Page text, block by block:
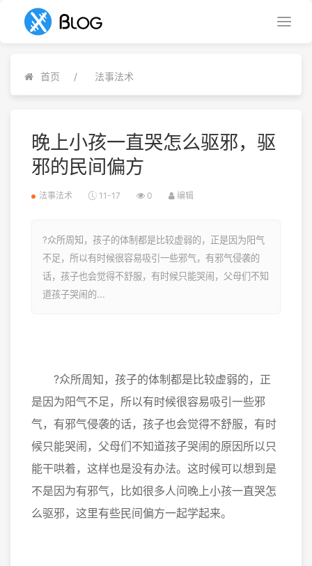
首页 法事法术
晚上小孩一直哭怎么驱邪，驱
邪的民间偏方
法事法术 11-17 0 编辑
?众所周知，孩子的体制都是比较虚弱的，正是因为阳气
不足，所以有时候很容易吸引一些邪气，有邪气侵袭的
话，孩子也会觉得不舒服，有时候只能哭闹，父母们不知
道孩子哭闹的...
?众所周知，孩子的体制都是比较虚弱的，正
是因为阳气不足，所以有时候很容易吸引一些邪
气，有邪气侵袭的话，孩子也会觉得不舒服，有时
候只能哭闹，父母们不知道孩子哭闹的原因所以只
能干哄着，这样也是没有办法。这时候可以想到是
不是因为有邪气，比如很多人问晚上小孩一直哭怎
么驱邪，这里有些民间偏方一起学起来。